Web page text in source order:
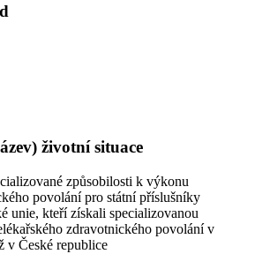
životní situace
způsobilosti k výkonu
povolání pro státní příslušníky
unie, kteří získali specializovanou
zdravotnického povolání v
v České republice